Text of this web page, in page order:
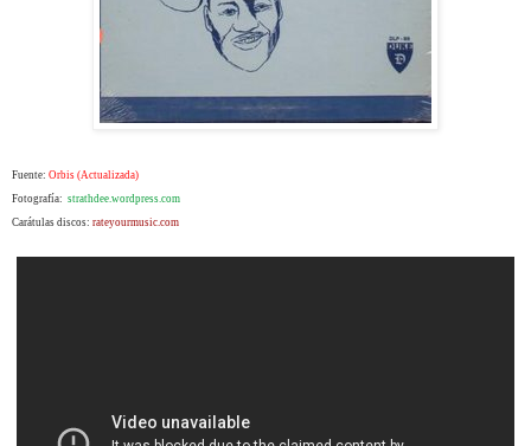
Fuente: Orbis (Actualizada)
Fotografía: strathdee.wordpress.com
Carátulas discos: rateyourmusic.com